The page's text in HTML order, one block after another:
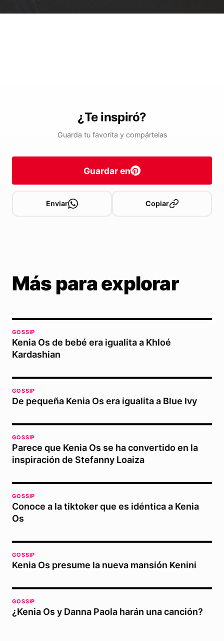
¿Te inspiró?
Guarda tu favorita y compártelas
Guardar en
Enviar Copiar
Más para explorar
GOSSIP
Kenia Os de bebé era igualita a Khloé
Kardashian
GOSSIP
De pequeña Kenia Os era igualita a Blue Ivy
GOSSIP
Parece que Kenia Os se ha convertido en la
inspiración de Stefanny Loaiza
GOSSIP
Conoce a la tiktoker que es idéntica a Kenia
Os
GOSSIP
Kenia Os presume la nueva mansión Kenini
GOSSIP
¿Kenia Os y Danna Paola harán una canción?